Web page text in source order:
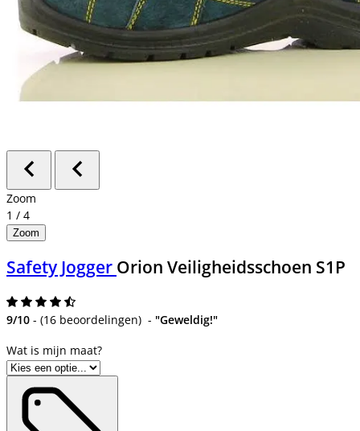
Zoom
1 / 4
Zoom
Safety Jogger Orion Veiligheidsschoen S1P
9/10 - (16 beoordelingen) - "Geweldig!"